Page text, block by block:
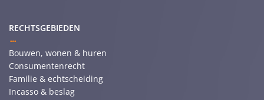
RECHTSGEBIEDEN
Bouwen, wonen & huren
Consumentenrecht
Familie & echtscheiding
Incasso & beslag